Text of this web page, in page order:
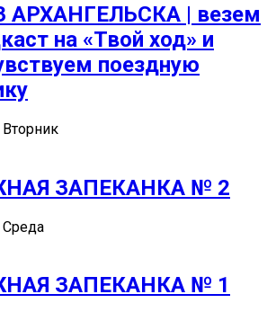
АРХАНГЕЛЬСКА | везем
на «Твой ход» и
поездную
ЗАПЕКАНКА № 2
Среда
ЗАПЕКАНКА № 1